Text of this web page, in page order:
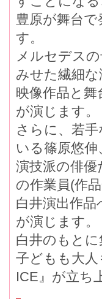
豊原が舞台
す。
メルセデス
みせた繊細な
映像作品と
が演じます。
さらに、若
いる篠原悠
演技派の俳
の作業員(作
白井演出作
が演じます。
白井のもと
子どもも大
ICE』が立ち